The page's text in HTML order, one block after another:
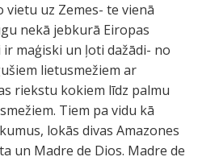
uz Zemes- te vienā
nekā jebkurā Eiropas
maģiski un ļoti dažādi- no
lietusmežiem ar
riekstu kokiem līdz palmu
Tiem pa vidu kā
lokās divas Amazones
un Madre de Dios. Madre de